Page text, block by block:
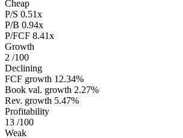
Cheap
P/S 0.51x
P/B 0.94x
P/FCF 8.41x
Growth
2 /100
Declining
FCF growth 12.34%
Book val. growth 2.27%
Rev. growth 5.47%
Profitability
13 /100
Weak